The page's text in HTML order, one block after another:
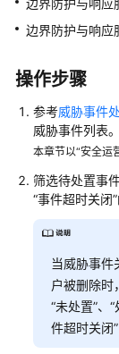
绍
服
开
通
部
署
指
南
用
户
指
南
边界防护与响应
边界防护与响应
操作步骤
参考威胁事件
威胁事件列表。
本章节以“安全运
筛选待处置事
“事件超时关闭”
当威胁事件
户被删除时
“未处置”、
件超时关闭